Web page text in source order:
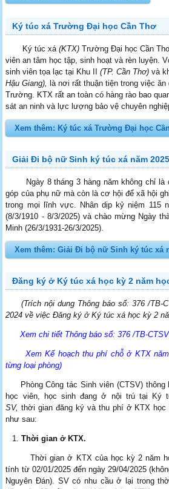
Ký túc xá Trường Đại học Cần Thơ
Ký túc xá(KTX) Trường Đại học Cần
viên an tâm học tập, sinh hoạt và rèn luyện.
sinh viên tọa lạc tại Khu II(TP. Cần Thơ) và
Hậu Giang),
là nơi rất thuận tiện trong việc
Trường. KTX rất an toàn có hàng rào bao
sát an ninh và lực lượng bảo vệ chuyên
Xem thêm: Ký túc xá Trường Đại học
Giải Đi bộ nữ Sinh ký túc xá năm 2025
Ngày 8 tháng 3 hàng năm không chỉ là
góp của phụ nữ mà còn là cơ hội để xã hội
trong mọi lĩnh vực. Nhân dịp kỷ niệm 115
(8/3/1910 - 8/3/2025) và chào mừng Ngày
Minh (26/3/1931-26/3/2025).
Xem thêm: Giải Đi bộ nữ Sinh ký túc xá
Đăng ký ở Ký túc xá học kỳ 2 năm
(Trích nội dung Thông báo số: 376 /TB-
2024 về việc Đăng ký ở Ký túc xá học kỳ 2
Xem chi tiết Thông báo số: 376 /TB-
Xem Kế hoạch thu phí chỗ ở KTX
từng loại phòng)
Phòng Công tác Sinh viên (CTSV) thông
học viên, học sinh đang ở nội trú tại Ký
SV,thời gian đăng ký và thu phí ở KTX học
như sau:
Thời gian ở KTX.
Thời gian ở KTX của học kỳ 2 năm
tính từ 02/01/2025 đến ngày 29/04/2025
Nguyên Đán). SV có nhu cầu ở lại trong